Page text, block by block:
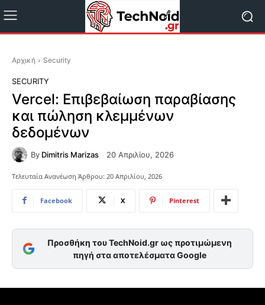
Αρχική Security
SECURITY
Vercel: Επιβεβαίωση παραβίασης
και πώληση κλεμμένων
δεδομένων
By Dimitris Marizas 20 Απριλίου, 2026
Τελευταία Ανανέωση Άρθρου: 20 Απριλίου, 2026
Facebook X Pinterest
Προσθήκη του TechNoid.gr ως προτιμώμενη
πηγή στα αποτελέσματα Google